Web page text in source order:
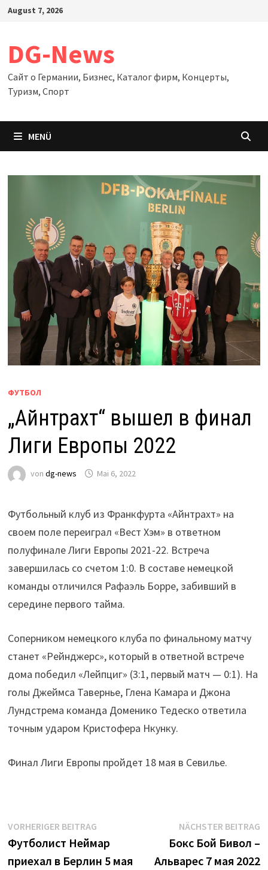
Zum
August 7, 2026
DG-News
Сайт о Германии, Бизнес, Каталог фирм, Концерты,
Туризм, Спорт
MENÜ
ФУТБОЛ
„Айнтрахт“ вышел в финал
Лиги Европы 2022
von dg-news Mai 6, 2022
Футбольный клуб из Франкфурта «Айнтрахт» на
своем поле переиграл «Вест Хэм» в ответном
полуфинале Лиги Европы 2021-22. Встреча
завершилась со счетом 1:0. В составе немецкой
команды отличился Рафаэль Борре, забивший в
середине первого тайма.
Соперником немецкого клуба по финальному матчу
станет «Рейнджерс», который в ответной встрече
дома победил «Лейпциг» (3:1, первый матч — 0:1). На
голы Джеймса Тавернье, Глена Камара и Джона
Лундстрема команда Доменико Тедеско ответила
точным ударом Кристофера Нкунку.
Финал Лиги Европы пройдет 18 мая в Севилье.
Beitrags-
Navigation
VORHERIGER BEITRAGVorheriger
Beitrag:
Футболист Неймар
приехал в Берлин 5 мая
NÄCHSTER BEITRAG
Бокс Бой Бивол –
Альварес 7 мая 2022